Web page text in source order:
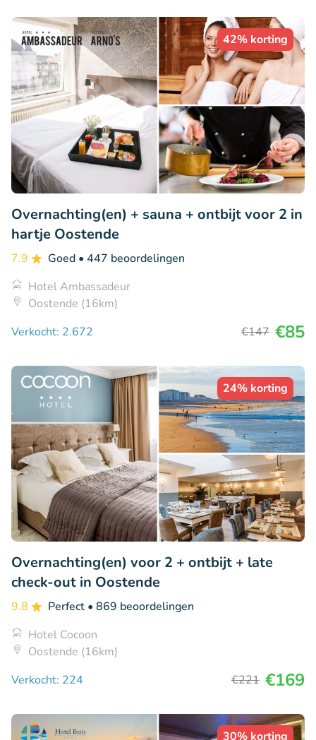
42% korting
Overnachting(en) + sauna + ontbijt voor 2 in
hartje Oostende
7.9 Goed • 447 beoordelingen
Hotel Ambassadeur
Oostende (16km)
Verkocht: 2.672
€147 €85
24% korting
Overnachting(en) voor 2 + ontbijt + late
check-out in Oostende
9.8 Perfect • 869 beoordelingen
Hotel Cocoon
Oostende (16km)
Verkocht: 224
€221 €169
30% korting